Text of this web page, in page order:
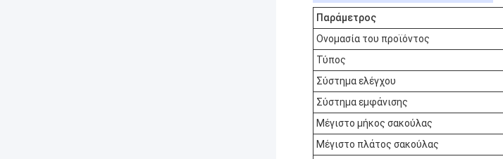
Παράμετρος
Ονομασία του προϊόντος
Τύπος
Σύστημα ελέγχου
Σύστημα εμφάνισης
Μέγιστο μήκος σακούλας
Μέγιστο πλάτος σακούλας